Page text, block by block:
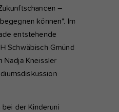
–
können“. Im
entstehende
Schwäbisch Gmünd
Nadja Kneissler
der Kinderuni